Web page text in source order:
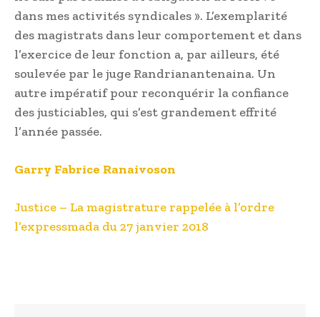
dans mes activités syndicales ». L’exemplarité
des magistrats dans leur comportement et dans
l’exercice de leur fonction a, par ailleurs, été
soulevée par le juge Randria­nantenaina. Un
autre impératif pour reconquérir la confiance
des justiciables, qui s’est grandement effrité
l’année passée.
Garry Fabrice Ranaivoson
Justice – La magistrature rappelée à l’ordre
l’expressmada du 27 janvier 2018